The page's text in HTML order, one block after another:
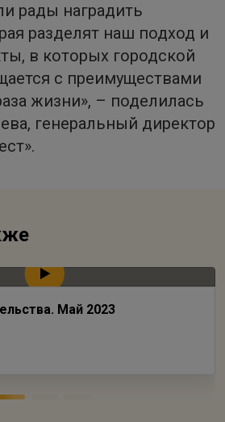
рады наградить
разделят наш подход и
в которых городской
с преимуществами
жизни», – поделилась
генеральный директор
Май 2023